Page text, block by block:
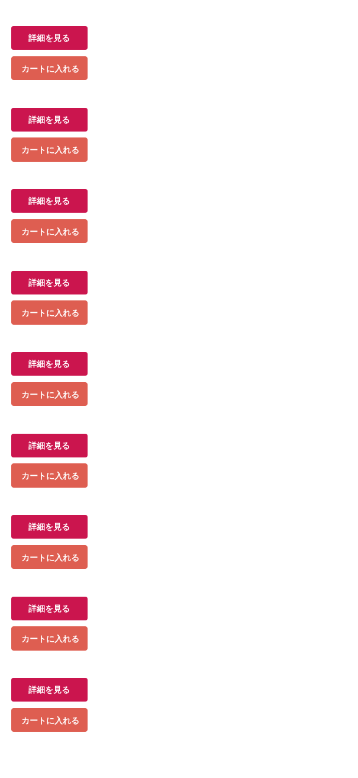
詳細を見る
カートに入れる
詳細を見る
カートに入れる
詳細を見る
カートに入れる
詳細を見る
カートに入れる
詳細を見る
カートに入れる
詳細を見る
カートに入れる
詳細を見る
カートに入れる
詳細を見る
カートに入れる
詳細を見る
カートに入れる